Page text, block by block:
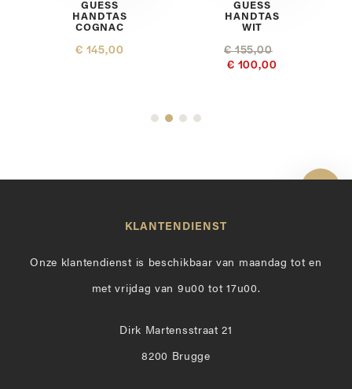
GUESS
HANDTAS
COGNAC
€ 145,00
GUESS
HANDTAS
WIT
€ 155,00
€ 100,00
KLANTENDIENST
Onze klantendienst is beschikbaar van maandag tot en
met vrijdag van 9u00 tot 17u00.
Dirk Martensstraat 21
8200 Brugge